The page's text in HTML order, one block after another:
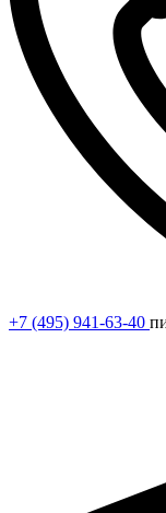
+7 (495) 941-63-40